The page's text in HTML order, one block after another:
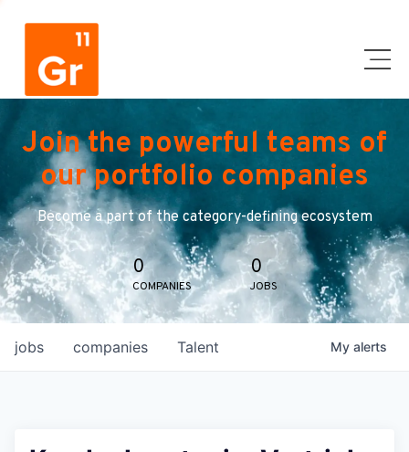
Join the powerful teams of
our portfolio companies
Become a part of the category-defining ecosystem
0
COMPANIES
0
JOBS
jobs companies Talent My alerts